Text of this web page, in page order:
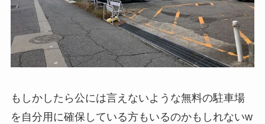
もしかしたら公には言えないような無料の駐車場
を自分用に確保している方もいるのかもしれないw